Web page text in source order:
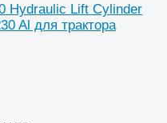
Hydraulic Lift Cylinder
Al для трактора